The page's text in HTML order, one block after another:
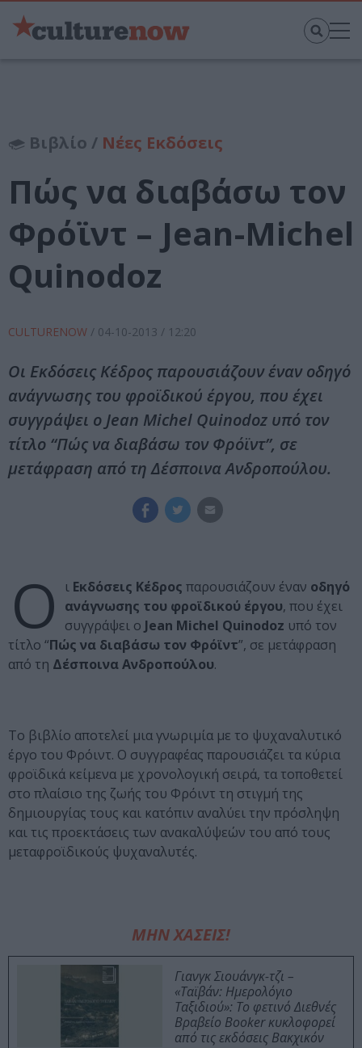
Βιβλίο / Νέες Εκδόσεις
Πώς να διαβάσω τον
Φρόϊντ – Jean-Michel
Quinodoz
CULTURENOW / 04-10-2013 / 12:20
Οι Εκδόσεις Κέδρος παρουσιάζουν έναν οδηγό
ανάγνωσης του φροϊδικού έργου, που έχει
συγγράψει ο Jean Michel Quinodoz υπό τον
τίτλο “Πώς να διαβάσω τον Φρόϊντ”, σε
μετάφραση από τη Δέσποινα Ανδροπούλου.
Ο ι Εκδόσεις Κέδρος παρουσιάζουν έναν οδηγό
ανάγνωσης του φροϊδικού έργου, που έχει
συγγράψει ο Jean Michel Quinodoz υπό τον
τίτλο “Πώς να διαβάσω τον Φρόϊντ”, σε μετάφραση
από τη Δέσποινα Ανδροπούλου.
Το βιβλίο αποτελεί μια γνωριμία με το ψυχαναλυτικό
έργο του Φρόιντ. Ο συγγραφέας παρουσιάζει τα κύρια
φροϊδικά κείμενα με χρονολογική σειρά, τα τοποθετεί
στο πλαίσιο της ζωής του Φρόιντ τη στιγμή της
δημιουργίας τους και κατόπιν αναλύει την πρόσληψη
και τις προεκτάσεις των ανακαλύψεών του από τους
μεταφροϊδικούς ψυχαναλυτές.
ΜΗΝ ΧΑΣΕΙΣ!
Γιανγκ Σιουάνγκ-τζι –
«Ταϊβάν: Ημερολόγιο
Ταξιδιού»: Το φετινό Διεθνές
Βραβείο Booker κυκλοφορεί
από τις εκδόσεις Βακχικόν